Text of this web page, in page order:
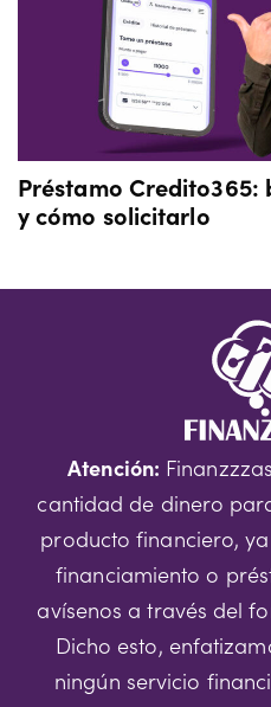
Préstamo Credito365:
y cómo solicitarlo
Atención:
cantidad de dinero
producto financiero,
financiamiento o
avísenos a través del
Dicho esto,
ningún servicio